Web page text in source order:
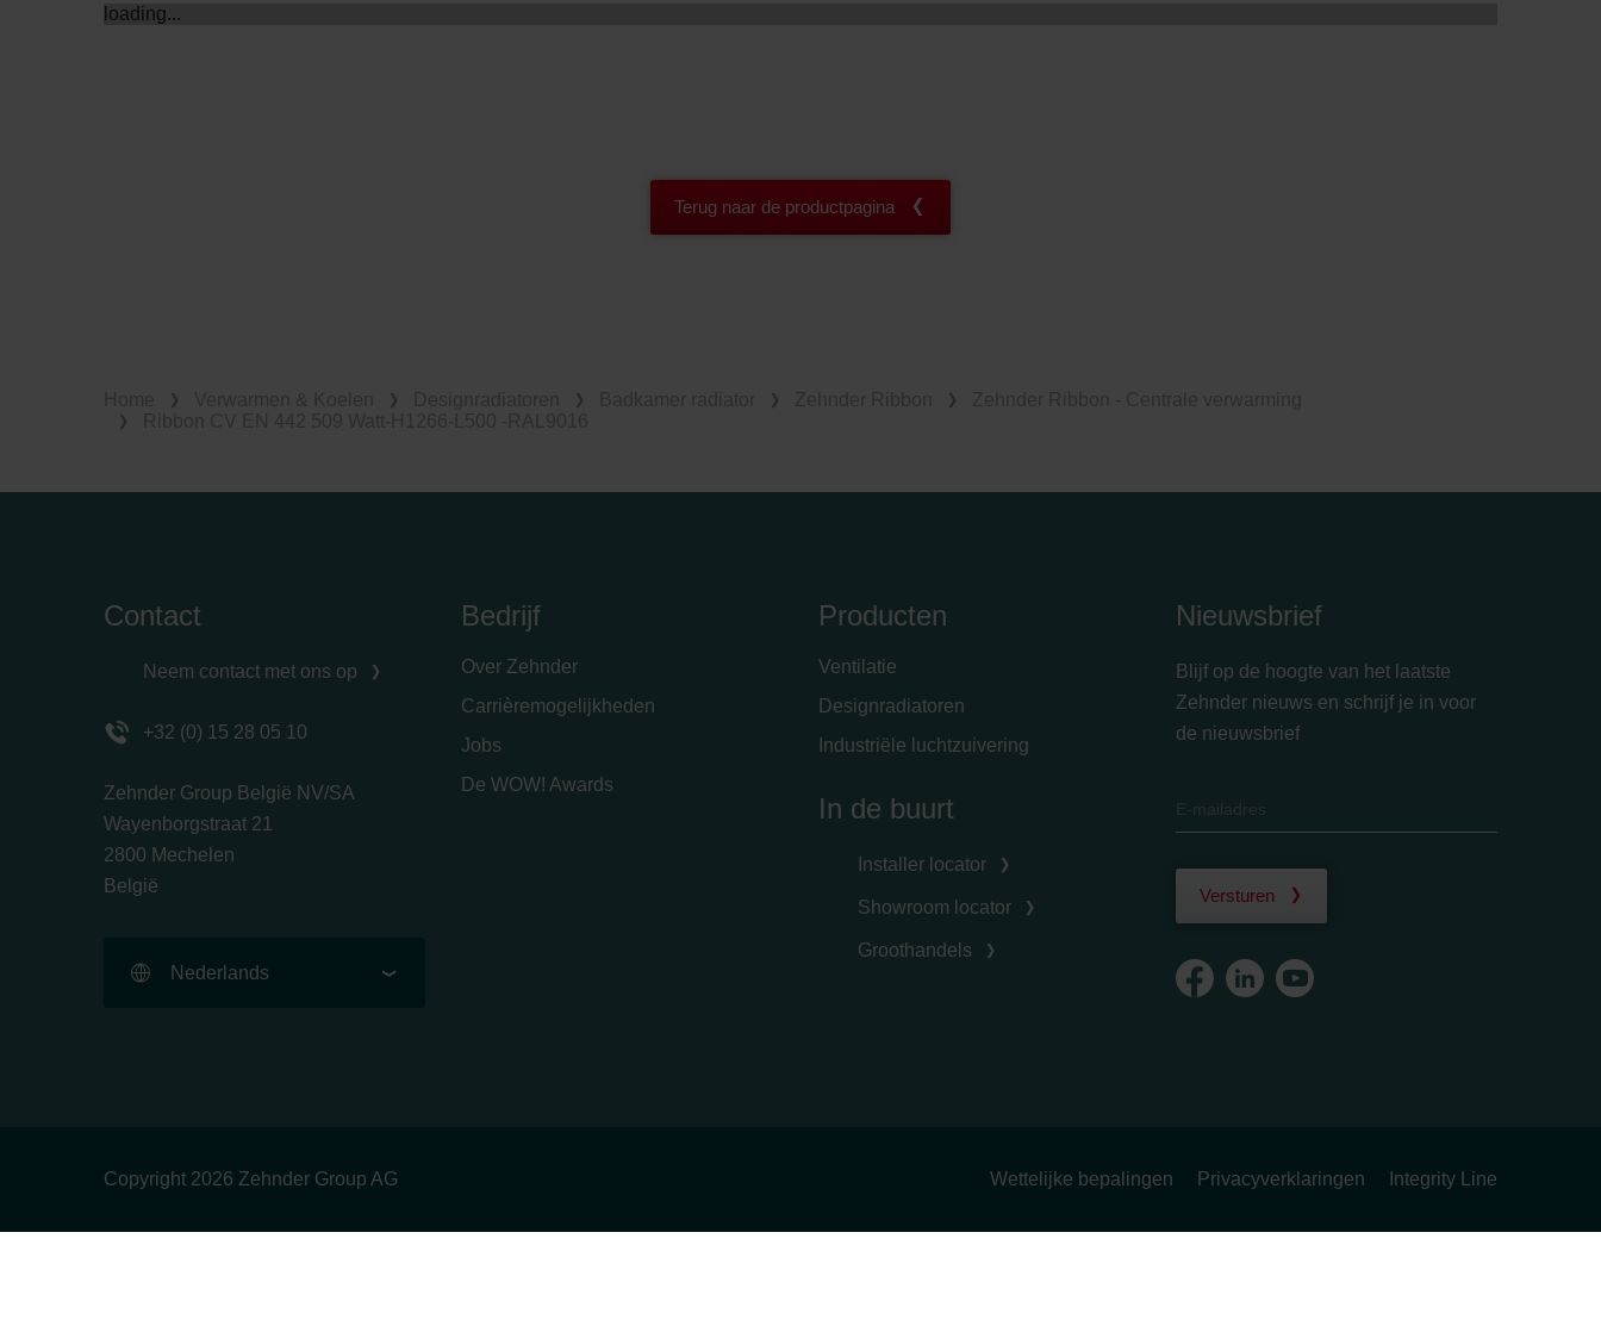
loading...
Terug naar de productpagina
Contact
Neem contact met ons op
+32 (0) 15 28 05 10
Zehnder Group België NV/SA
Wayenborgstraat 21
2800 Mechelen
België
Nederlands
Bedrijf
Over Zehnder
Carrièremogelijkheden
Jobs
De WOW! Awards
Producten
Ventilatie
Designradiatoren
Industriële luchtzuivering
In de buurt
Installer locator
Showroom locator
Groothandels
Nieuwsbrief
Blijf op de hoogte van het laatste
Zehnder nieuws en schrijf je in voor
de nieuwsbrief
Versturen
Copyright 2026 Zehnder Group AG Wettelijke bepalingen Privacyverklaringen Integrity Line